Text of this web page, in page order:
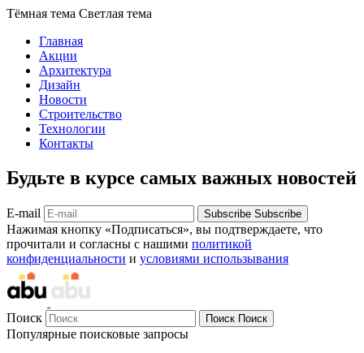
Тёмная тема Светлая тема
Главная
Акции
Архитектура
Дизайн
Новости
Строительство
Технологии
Контакты
Будьте в курсе самых важных новостей
E-mail Subscribe Subscribe
Нажимая кнопку «Подписаться», вы подтверждаете, что
прочитали и согласны с нашими политикой
конфиденциальности и условиями использывания
Поиск Поиск Поиск
Популярные поисковые запросы